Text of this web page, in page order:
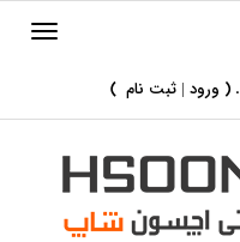
( ورود | ثبت نام )